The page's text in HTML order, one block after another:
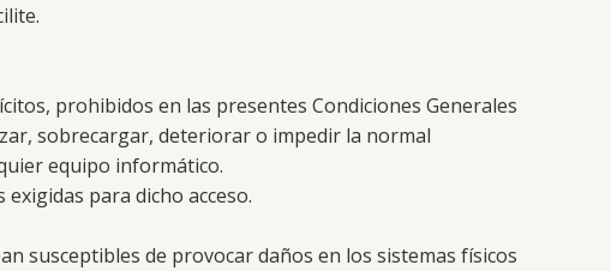
prohibidos en las presentes Condiciones Generales
sobrecargar, deteriorar o impedir la normal
equipo informático.
para dicho acceso.
susceptibles de provocar daños en los sistemas físicos